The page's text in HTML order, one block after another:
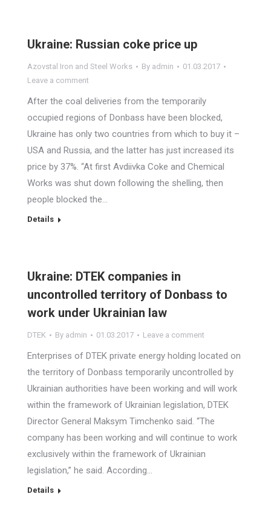
Ukraine: Russian coke price up
Azovstal Iron and Steel Works By admin
01.03.2017
Leave a comment
After the coal deliveries from the temporarily
occupied regions of Donbass have been blocked,
Ukraine has only two countries from which to buy it –
USA and Russia, and the latter has just increased its
price by 37%. “At first Avdiivka Coke and Chemical
Works was shut down following the shelling, then
people blocked the…
Details
Ukraine: DTEK companies in
uncontrolled territory of Donbass to
work under Ukrainian law
DTEK By admin 01.03.2017 Leave a comment
Enterprises of DTEK private energy holding located on
the territory of Donbass temporarily uncontrolled by
Ukrainian authorities have been working and will work
within the framework of Ukrainian legislation, DTEK
Director General Maksym Timchenko said. “The
company has been working and will continue to work
exclusively within the framework of Ukrainian
legislation,” he said. According…
Details